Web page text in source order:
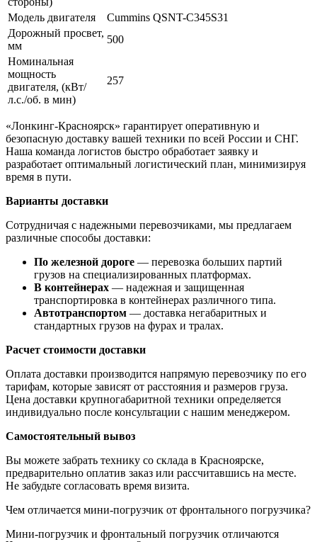
Модель двигателя
Cummins QSNT-C345S31
Дорожный просвет,
мм
500
Номинальная
мощность
двигателя, (кВт/
л.с./об. в мин)
257
«Лонкинг-Красноярск» гарантирует оперативную и
безопасную доставку вашей техники по всей России и СНГ.
Наша команда логистов быстро обработает заявку и
разработает оптимальный логистический план, минимизируя
время в пути.
Варианты доставки
Сотрудничая с надежными перевозчиками, мы предлагаем
различные способы доставки:
По железной дороге — перевозка больших партий
грузов на специализированных платформах.
В контейнерах — надежная и защищенная
транспортировка в контейнерах различного типа.
Автотранспортом — доставка негабаритных и
стандартных грузов на фурах и тралах.
Расчет стоимости доставки
Оплата доставки производится напрямую перевозчику по его
тарифам, которые зависят от расстояния и размеров груза.
Цена доставки крупногабаритной техники определяется
индивидуально после консультации с нашим менеджером.
Самостоятельный вывоз
Вы можете забрать технику со склада в Красноярске,
предварительно оплатив заказ или рассчитавшись на месте.
Не забудьте согласовать время визита.
Чем отличается мини-погрузчик от фронтального погрузчика?
Мини-погрузчик и фронтальный погрузчик отличаются